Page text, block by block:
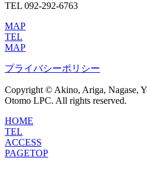
TEL 092-292-6763
MAP
TEL
MAP
プライバシーポリシー
Copyright © Akino, Ariga, Nagase,
Otomo LPC. All rights reserved.
HOME
TEL
ACCESS
PAGETOP